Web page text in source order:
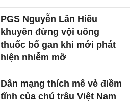
PGS Nguyễn Lân Hiếu
khuyên đừng vội uống
thuốc bổ gan khi mới phát
hiện nhiễm mỡ
Dân mạng thích mê vẻ điềm
tĩnh của chú trâu Việt Nam